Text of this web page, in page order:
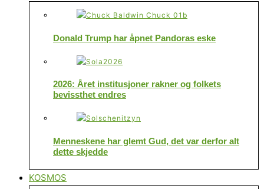
Donald Trump har åpnet Pandoras eske
2026: Året institusjoner rakner og folkets
bevissthet endres
Menneskene har glemt Gud, det var derfor alt
dette skjedde
KOSMOS